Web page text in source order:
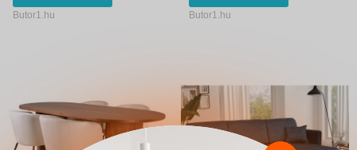
Butor1.hu Butor1.hu